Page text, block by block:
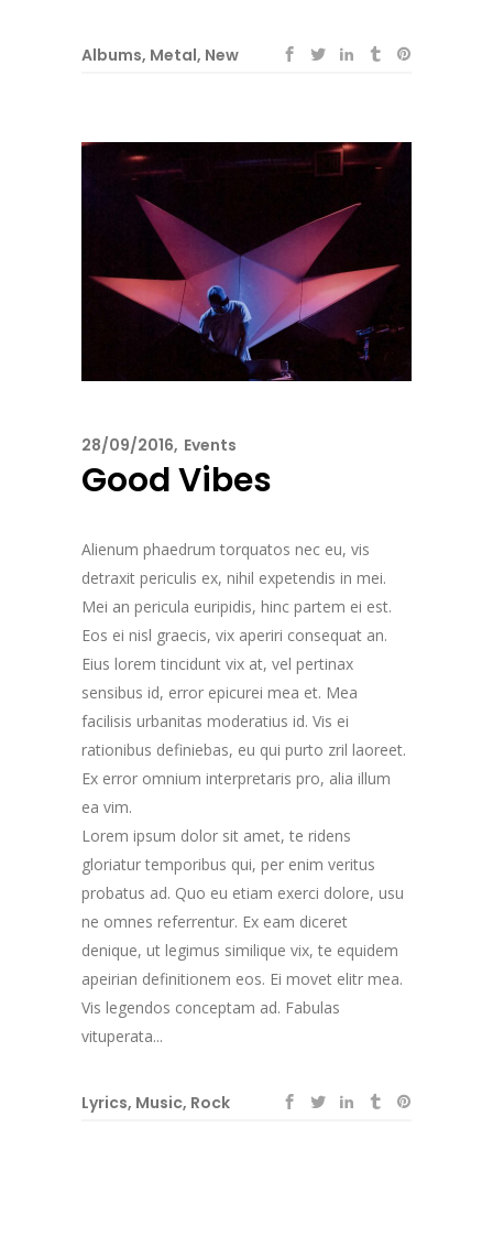
Albums, Metal, New
28/09/2016 Events
Good Vibes
Alienum phaedrum torquatos nec eu, vis
detraxit periculis ex, nihil expetendis in mei.
Mei an pericula euripidis, hinc partem ei est.
Eos ei nisl graecis, vix aperiri consequat an.
Eius lorem tincidunt vix at, vel pertinax
sensibus id, error epicurei mea et. Mea
facilisis urbanitas moderatius id. Vis ei
rationibus definiebas, eu qui purto zril laoreet.
Ex error omnium interpretaris pro, alia illum
ea vim.
Lorem ipsum dolor sit amet, te ridens
gloriatur temporibus qui, per enim veritus
probatus ad. Quo eu etiam exerci dolore, usu
ne omnes referrentur. Ex eam diceret
denique, ut legimus similique vix, te equidem
apeirian definitionem eos. Ei movet elitr mea.
Vis legendos conceptam ad. Fabulas
vituperata...
Lyrics, Music, Rock